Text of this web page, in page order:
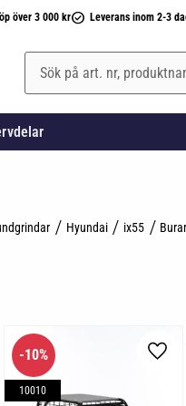
över 3 000 kr Leverans inom 2-3
Hyundai ix55 Burar
i favoriter
10%
10010